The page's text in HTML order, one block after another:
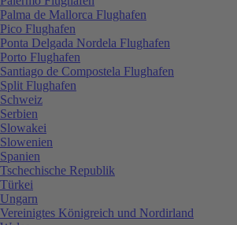
Palma de Mallorca Flughafen
Pico Flughafen
Ponta Delgada Nordela Flughafen
Porto Flughafen
Santiago de Compostela Flughafen
Split Flughafen
Schweiz
Serbien
Slowakei
Slowenien
Spanien
Tschechische Republik
Türkei
Ungarn
Vereinigtes Königreich und Nordirland